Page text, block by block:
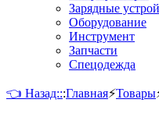
Зарядные
Оборудование
Инструмент
Запчасти
Спецодежда
👈 Назад:::Главная⚡Товары